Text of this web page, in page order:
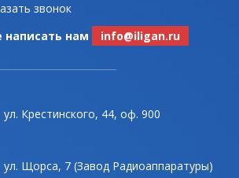
звонок
нам
info@iligan.ru
ул. Крестинского, 44, оф. 900
ул. Щорса, 7 (Завод Радиоаппаратуры)